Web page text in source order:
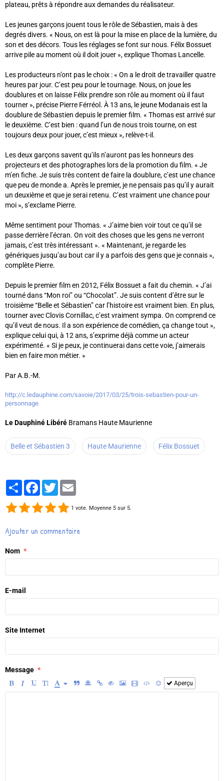
plateau, prêts à répondre aux demandes du réalisateur.
Les jeunes garçons jouent tous le rôle de Sébastien, mais à des
degrés divers. « Nous, on est là pour la mise en place de la lumière, du
son et des décors. Tous les réglages se font sur nous. Félix Bossuet
arrive pile au moment où il doit jouer », explique Thomas Lancelle.
Les producteurs n’ont pas le choix : « On a le droit de travailler quatre
heures par jour. C’est peu pour le tournage. Nous, on joue les
doublures et on laisse Félix prendre son rôle au moment où il faut
tourner », précise Pierre Férréol. À 13 ans, le jeune Modanais est la
doublure de Sébastien depuis le premier film. « Thomas est arrivé sur
le deuxième. C’est bien : quand l’un de nous trois tourne, on est
toujours deux pour jouer, c’est mieux », relève-t-il.
Les deux garçons savent qu’ils n’auront pas les honneurs des
projecteurs et des photographes lors de la promotion du film. « Je
m’en fiche. Je suis très content de faire la doublure, c’est une chance
que peu de monde a. Après le premier, je ne pensais pas qu’il y aurait
un deuxième et que je serai retenu. C’est vraiment une chance pour
moi », s’exclame Pierre.
Même sentiment pour Thomas. « J’aime bien voir tout ce qu’il se
passe derrière l’écran. On voit des choses que les gens ne verront
jamais, c’est très intéressant ». « Maintenant, je regarde les
génériques jusqu’au bout car il y a parfois des gens que je connais »,
complète Pierre.
Depuis le premier film en 2012, Félix Bossuet a fait du chemin. « J’ai
tourné dans “Mon roi” ou “Chocolat”. Je suis content d’être sur le
troisième “Belle et Sébastien” car l’histoire est vraiment bien. En plus,
tourner avec Clovis Cornillac, c’est vraiment sympa. On comprend ce
qu’il veut de nous. Il a son expérience de comédien, ça change tout »,
explique celui qui, à 12 ans, s’exprime déjà comme un acteur
expérimenté. « Si je peux, je continuerai dans cette voie, j’aimerais
bien en faire mon métier. »
Par A.B.-M.
http://c.ledauphine.com/savoie/2017/03/25/trois-sebastien-pour-un-
personnage
Le Dauphiné Libéré Bramans Haute Maurienne
Belle et Sébastien 3 Haute Maurienne Félix Bossuet
PartagerFacebook
Twitter
1 vote. Moyenne 5 sur 5.
Ajouter un commentaire
Nom
E-mail
Site Internet
Message
Aperçu